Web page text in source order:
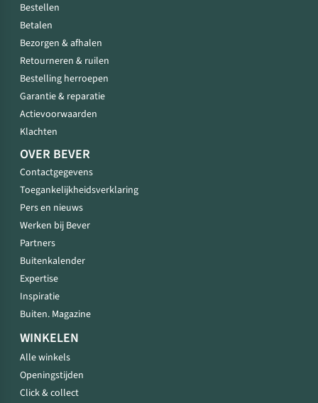
Bestellen
Betalen
Bezorgen & afhalen
Retourneren & ruilen
Bestelling herroepen
Garantie & reparatie
Actievoorwaarden
Klachten
OVER BEVER
Contactgegevens
Toegankelijkheidsverklaring
Pers en nieuws
Werken bij Bever
Partners
Buitenkalender
Expertise
Inspiratie
Buiten. Magazine
WINKELEN
Alle winkels
Openingstijden
Click & collect